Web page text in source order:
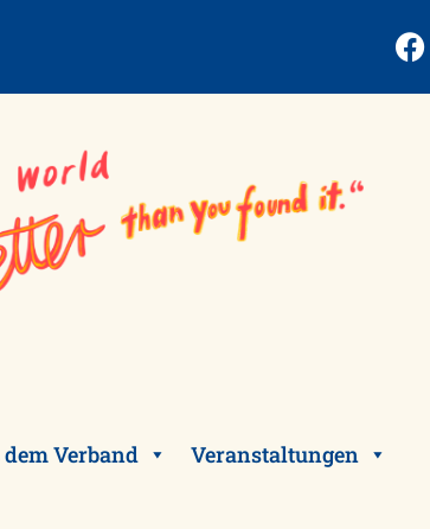
dem Verband Veranstaltungen